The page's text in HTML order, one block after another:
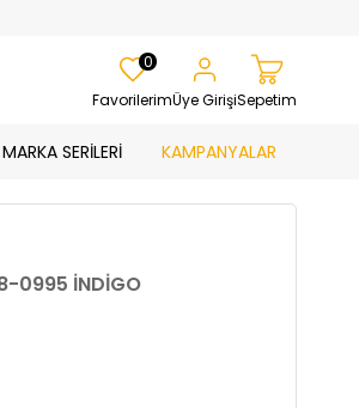
Favorilerim
0
Üye GirişiSepetim
MARKA SERİLERİ KAMPANYALAR
0995 İNDİGO